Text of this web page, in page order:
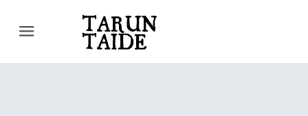
Menu TARUN
TAIDE